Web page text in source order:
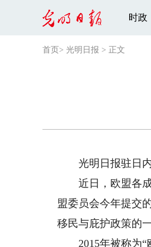
时政
首页 > 光明日报 > 正文
光明日报驻日内
近日，欧盟各成
盟委员会今年提交
移民与庇护政策的
2015年被称为“